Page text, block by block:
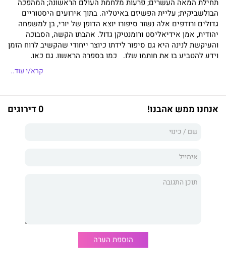
תחילת המאה העשרים; פרעות מלחמת העולם הראשונה; המהפכה
הבולשביקית; עליית הפשיזם באיטליה. בתוך אירועים היסטוריים
גדולים ורודפים אלה נשזר סיפורו יוצא הדופן של יורי, בן למשפחה
יהודית, אמן אידיאליסט ורומנטיקן גדול. אהבתו הקשה, הסבוכה
והעיקשת לנינה היא גם סיפור לידתו כיוצר ייחודי שהקשיב לרוח הזמן
וידע להטביע בו את חותמו שלו. כמו בספרה הראשון, גם כאן,
דמויותיה של גבי זיו ממשיכות את קו הרצף הזה של עידון וסגנון
ייחודים, המנהלים עם העלילה הפשוטה שיח מרתק, רווי פנטזיות
ולהפוך במחי לשון ומבט עולמות נשכחים לחיים וסוחפים. זהו
סיפור-אגדה, המבוסס על חיי אביה של זיו, סיפור על התעקשות של
ובמרחבים זרים שבהם הוא מבקש למצוא מחדש את זהותו שלו.
קרא/י עוד..
אנחנו ממש אהבנו! 0 דירוגים
הוספת הערה